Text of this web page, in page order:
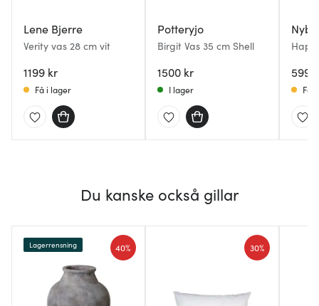
Lene Bjerre
Verity vas 28 cm vit
1199 kr
Få i lager
Potteryjo
Birgit Vas 35 cm Shell
1500 kr
I lager
599
Få
Du kanske också gillar
40%
Lagerrensning 30%